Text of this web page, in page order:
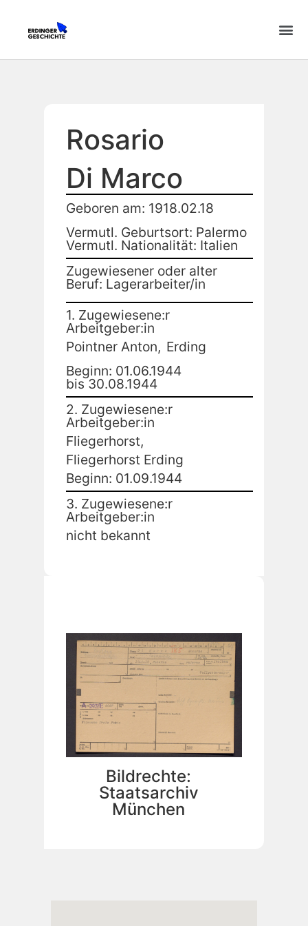
Rosario
Di Marco
Geboren am: 1918.02.18
Vermutl. Geburtsort: Palermo
Vermutl. Nationalität: Italien
Zugewiesener oder alter
Beruf: Lagerarbeiter/in
1. Zugewiesene:r
Arbeitgeber:in
Pointner Anton, Erding
Beginn: 01.06.1944
bis 30.08.1944
2. Zugewiesene:r
Arbeitgeber:in
Fliegerhorst,
Fliegerhorst Erding
Beginn: 01.09.1944
3. Zugewiesene:r
Arbeitgeber:in
nicht bekannt
Bildrechte:
Staatsarchiv
München